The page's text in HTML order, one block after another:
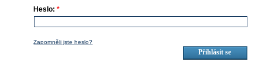
Heslo:*
Zapomněli jste heslo?